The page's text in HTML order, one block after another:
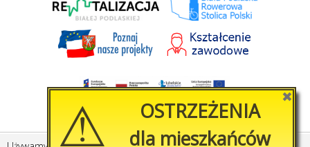
✖
⚠
OSTRZEŻENIA
dla mieszkańców